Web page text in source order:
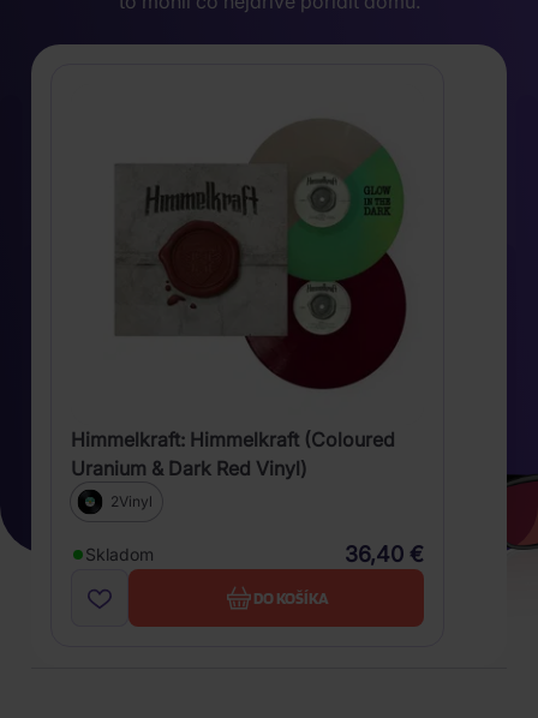
Himmelkraft: Himmelkraft (Coloured
Uranium & Dark Red Vinyl)
2Vinyl
Skladom 36,40 €
DO KOŠÍKA